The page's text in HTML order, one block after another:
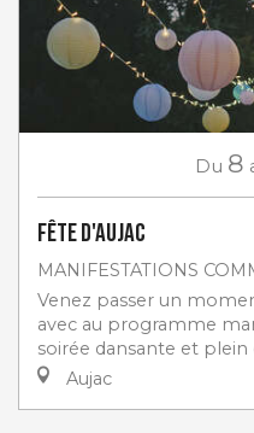
Du 8
Fête d'Aujac
MANIFESTATIONS
Venez passer un
avec au programme
soirée dansante et plein
Aujac